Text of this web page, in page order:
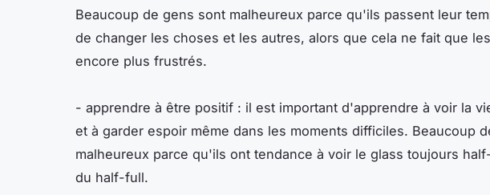
Beaucoup de gens sont malheureux parce qu'ils passent leur
de changer les choses et les autres, alors que cela ne fait que
encore plus frustrés.
- apprendre à être positif : il est important d'apprendre à voir la
et à garder espoir même dans les moments difficiles. Beaucoup
malheureux parce qu'ils ont tendance à voir le glass toujours
du half-full.